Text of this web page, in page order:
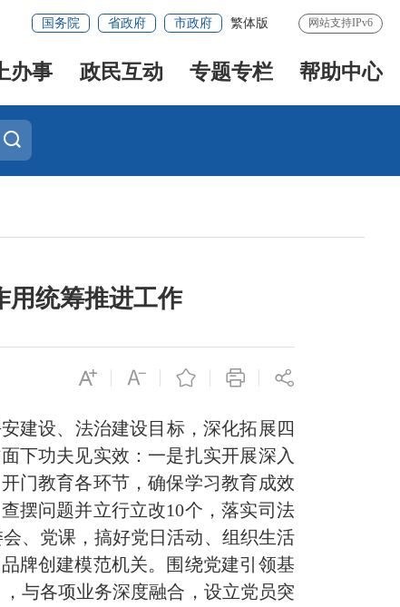
国务院 省政府 市政府 繁体版 网站支持IPv6
办事 政民互动 专题专栏 帮助中心
用统筹推进工作
建设、法治建设目标，深化拓展四
下功夫见实效：一是扎实开展深入
门教育各环节，确保学习教育成效
摆问题并立行立改10个，落实司法
、党课，搞好党日活动、组织生活
牌创建模范机关。围绕党建引领基
与各项业务深度融合，设立党员突